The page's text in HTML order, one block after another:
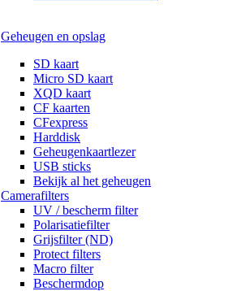
Geheugen en opslag
SD kaart
Micro SD kaart
XQD kaart
CF kaarten
CFexpress
Harddisk
Geheugenkaartlezer
USB sticks
Bekijk al het geheugen
Camerafilters
UV / bescherm filter
Polarisatiefilter
Grijsfilter (ND)
Protect filters
Macro filter
Beschermdop